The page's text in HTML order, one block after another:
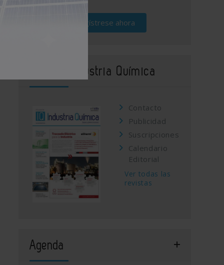
Regístrese ahora
Revista Industria Química
Contacto
Publicidad
Suscripciones
Calendario
Editorial
Ver todas las
revistas
Agenda